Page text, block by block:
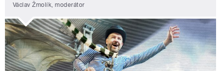
Václav Žmolík, moderátor